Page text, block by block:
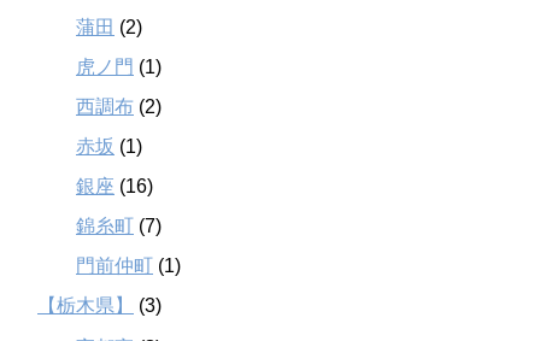
蒲田 (2)
虎ノ門 (1)
西調布 (2)
赤坂 (1)
銀座 (16)
錦糸町 (7)
門前仲町 (1)
【栃木県】
(3)